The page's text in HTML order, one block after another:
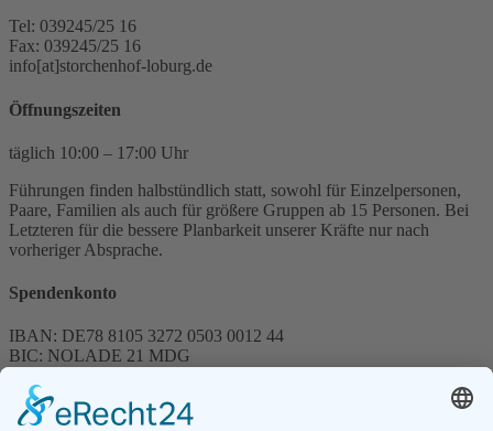
Tel: 039245/25 16
Fax: 039245/25 16
info[at]storchenhof-loburg.de
Öffnungszeiten
täglich 10:00 – 17:00 Uhr
Führungen finden halbstündlich statt, sowohl für Einzelpersonen,
Paare, Familien als auch für größere Gruppen ab 15 Personen. Bei
Letzteren für die bessere Planbarkeit unserer Kräfte nur nach
vorheriger Absprache.
Spendenkonto
IBAN: DE78 8105 3272 0503 0012 44
BIC: NOLADE 21 MDG
Spenden können steuerlich abgesetzt werden